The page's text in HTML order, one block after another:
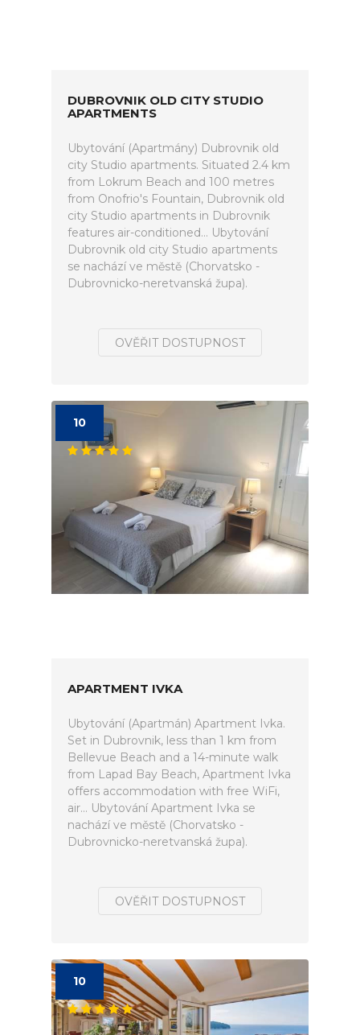
DUBROVNIK OLD CITY STUDIO
APARTMENTS
Ubytování (Apartmány) Dubrovnik old
city Studio apartments. Situated 2.4 km
from Lokrum Beach and 100 metres
from Onofrio's Fountain, Dubrovnik old
city Studio apartments in Dubrovnik
features air-conditioned... Ubytování
Dubrovnik old city Studio apartments
se nachází ve městě (Chorvatsko -
Dubrovnicko-neretvanská župa).
OVĚŘIT DOSTUPNOST
10
APARTMENT IVKA
Ubytování (Apartmán) Apartment Ivka.
Set in Dubrovnik, less than 1 km from
Bellevue Beach and a 14-minute walk
from Lapad Bay Beach, Apartment Ivka
offers accommodation with free WiFi,
air... Ubytování Apartment Ivka se
nachází ve městě (Chorvatsko -
Dubrovnicko-neretvanská župa).
OVĚŘIT DOSTUPNOST
10